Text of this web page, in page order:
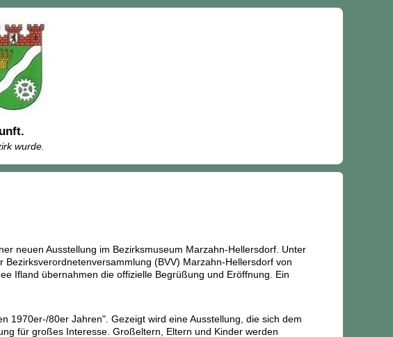
wurde.
neuen Ausstellung im Bezirksmuseum Marzahn-Hellersdorf. Unter
(BVV) Marzahn-Hellersdorf von
Ifland übernahmen die offizielle Begrüßung und Eröffnung. Ein
1970er-/80er Jahren". Gezeigt wird eine Ausstellung, die sich dem
für großes Interesse. Großeltern, Eltern und Kinder werden